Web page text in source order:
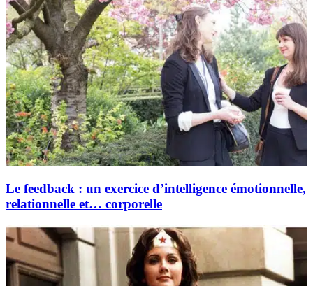
Le feedback : un exercice d’intelligence émotionnelle,
relationnelle et… corporelle